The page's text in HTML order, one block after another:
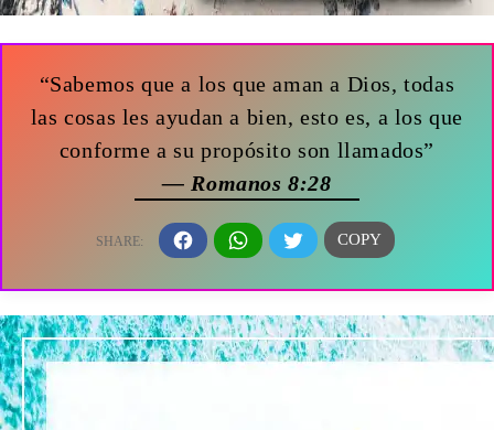
“Sabemos que a los que aman a Dios, todas
las cosas les ayudan a bien, esto es, a los que
conforme a su propósito son llamados”
— Romanos 8:28